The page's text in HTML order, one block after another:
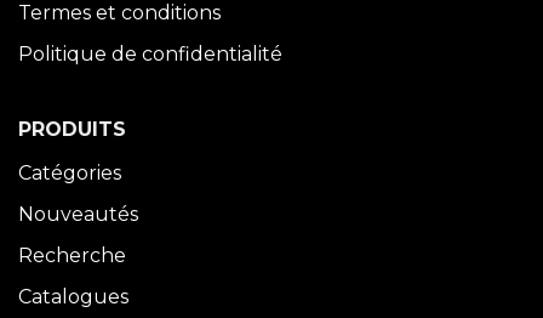
Termes et conditions
Politique de confidentialité
PRODUITS
Catégories
Nouveautés
Recherche
Catalogues